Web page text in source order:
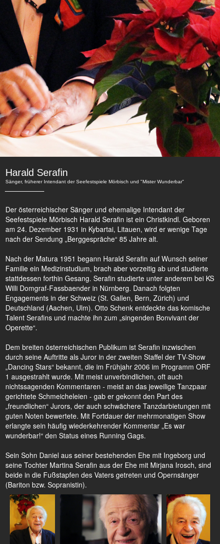
Harald Serafin
Sänger, früherer Intendant der Seefestspiele Mörbisch und "Mister Wunderbar"
Der österreichischer Sänger und ehemalige Intendant der
Seefestspiele Mörbisch Harald Serafin ist ein Christkindl. Geboren
am 24. Dezember 1931 in Kybartai, Litauen, wird er wenige Tage
nach der Sendung „Berggespräche“ 85 Jahre alt.
Nach der Matura 1951 begann Harald Serafin auf Wunsch seiner
Familie ein Medizinstudium, brach aber vorzeitig ab und studierte
stattdessen forthin Gesang. Serafin studierte unter anderem bei KS
Willi Domgraf-Fassbaender in Nürnberg. Danach folgten
Engagements in der Schweiz (St. Gallen, Bern, Zürich) und
Deutschland (Aachen, Ulm). Otto Schenk entdeckte das komische
Talent Serafins und machte ihn zum „singenden Bonvivant der
Operette“.
Dem breiten österreichischen Publikum ist Serafin inzwischen
durch seine Auftritte als Juror in der zweiten Staffel der TV-Show
„Dancing Stars“ bekannt, die im Frühjahr 2006 im Programm ORF
1 ausgestrahlt wurde. Mit meist unverbindlichen, oft auch
nichtssagenden Kommentaren - meist an das jeweilige Tanzpaar
gerichtete Schmeicheleien - gab er gekonnt den Part des
„freundlichen“ Jurors, der auch schwächere Tanzdarbietungen mit
guten Noten bewertete. Mit Fortdauer der mehrmonatigen Show
erlangte sein häufig wiederkehrender Kommentar „Es war
wunderbar!“ den Status eines Running Gags.
Sein Sohn Daniel aus seiner bestehenden Ehe mit Ingeborg und
seine Tochter Martina Serafin aus der Ehe mit Mirjana Irosch, sind
beide in die Fußstapfen des Vaters getreten und Opernsänger
(Bariton bzw. Sopranistin).